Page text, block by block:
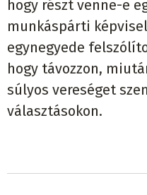
hogy részt venne-e
munkáspárti
egynegyede
hogy távozzon,
súlyos vereséget
választásokon.